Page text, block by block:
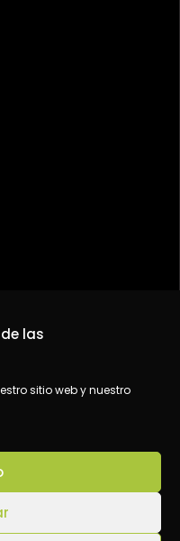
las
sitio web y nuestro
content platform